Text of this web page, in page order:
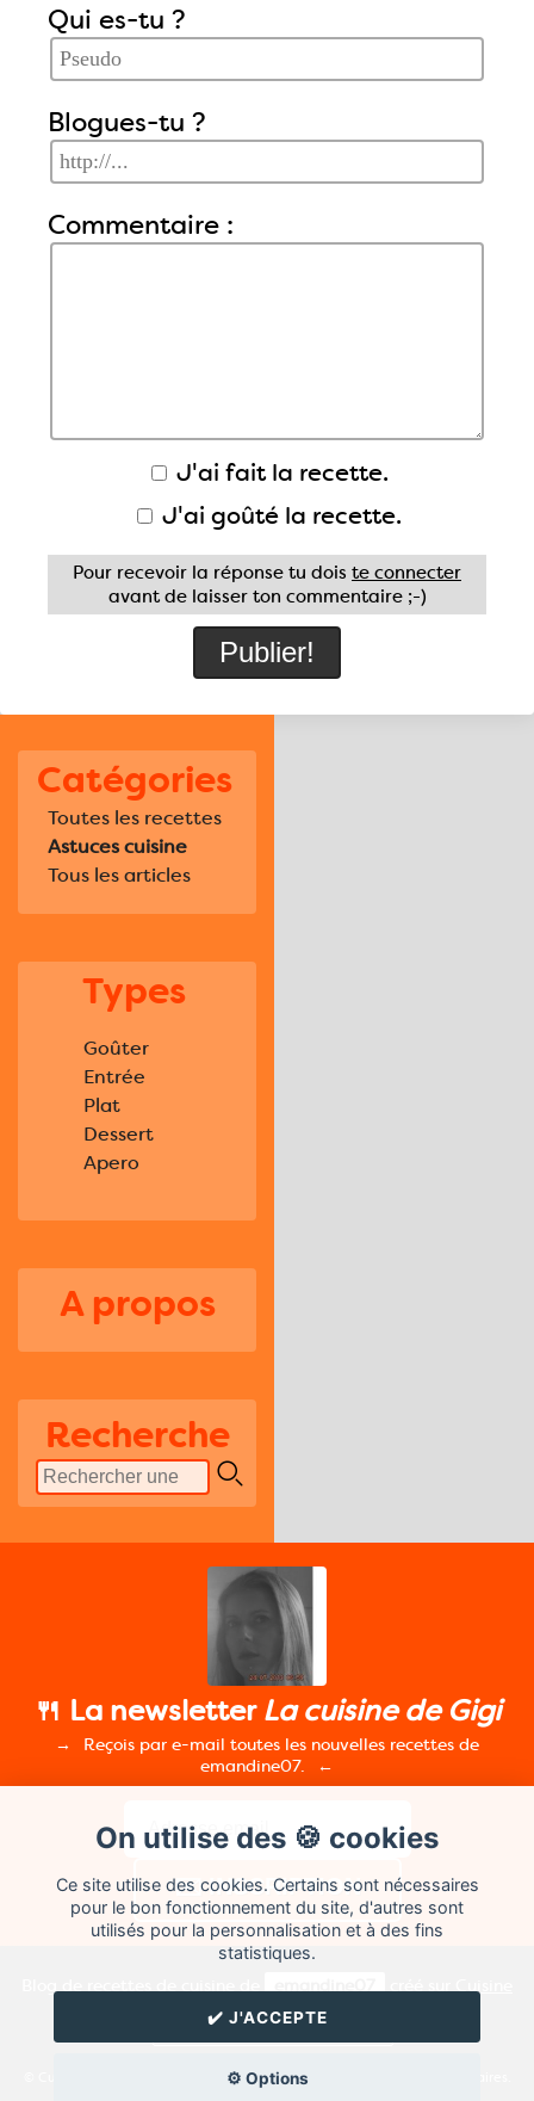
Catégories
Toutes les recettes
Astuces cuisine
Tous les articles
Types
Goûter
Entrée
Plat
Dessert
Apero
A propos
Recherche
Qui es-tu ?
Blogues-tu ?
Commentaire :
J'ai fait la recette.
J'ai goûté la recette.
Pour recevoir la réponse tu dois te connecter
avant de laisser ton commentaire ;-)
On utilise des 🍪 cookies
Ce site utilise des cookies. Certains sont nécessaires
pour le bon fonctionnement du site, d'autres sont
utilisés pour la personnalisation et à des fins
statistiques.
✔️ J'ACCEPTE
⚙️ Options
🍴 La newsletterLa cuisine de Gigi
Reçois par e-mail toutes les nouvelles recettes de
emandine07.
✉️ Contacter emandine07
© Cuisine.land : La plateforme de blog spécialisée dans les blogs culinaires.
Créer un blog de cuisine